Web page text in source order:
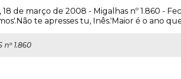
18 de março de 2008 - Migalhas nº 1.860 -
te apresses tu, Inês.'Maior é o ano
nº 1.860